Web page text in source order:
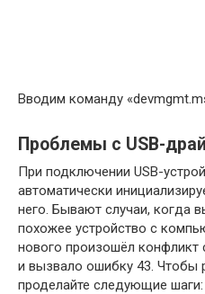
Вводим команду
Проблемы с USB-
При подключении USB-
автоматически
него. Бывают случаи, когда
похожее устройство с
нового произошёл конфликт
и вызвало ошибку 43. Чтобы
проделайте следующие шаги: